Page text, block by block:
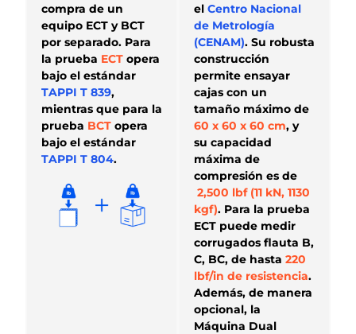
compra de un
equipo ECT y BCT
por separado. Para
la prueba ECT opera
bajo el estándar
TAPPI T 839,
mientras que para la
prueba BCT opera
bajo el estándar
TAPPI T 804.
el Centro Nacional
de Metrología
(CENAM). Su robusta
construcción
permite ensayar
cajas con un
tamaño máximo de
60 x 60 x 60 cm, y
su capacidad
máxima de
compresión es de
2,500 lbf (11 kN, 1130
kgf). Para la prueba
ECT puede medir
corrugados flauta B,
C, BC, de hasta 220
lbf/in de resistencia.
Además, de manera
opcional, la
Máquina Dual